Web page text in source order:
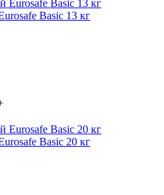
Basic 13 кг
Basic 20 кг